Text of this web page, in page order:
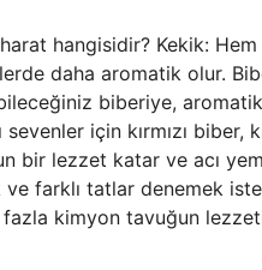
hangisidir? Kekik:
daha aromatik olur.
biberiye,
sevenler için kırmızı
bir lezzet katar ve acı
farklı tatlar denemek
kimyon tavuğun